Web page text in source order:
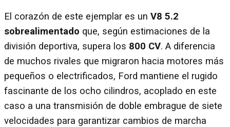
El corazón de este ejemplar es un V8 5.2
sobrealimentado que, según estimaciones de la
división deportiva, supera los 800 CV. A diferencia
de muchos rivales que migraron hacia motores más
pequeños o electrificados, Ford mantiene el rugido
fascinante de los ocho cilindros, acoplado en este
caso a una transmisión de doble embrague de siete
velocidades para garantizar cambios de marcha